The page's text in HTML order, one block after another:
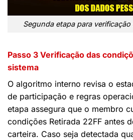
Segunda etapa para
Passo 3 Verificação das
sistema
O algoritmo interno revisa o
de participação e regras
etapa assegura que o membro
condições Retirada 22FF antes
carteira. Caso seja detectada